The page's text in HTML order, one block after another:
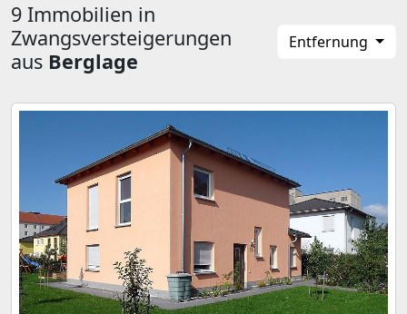
9 Immobilien in
Zwangsversteigerungen
aus Berglage
Entfernung